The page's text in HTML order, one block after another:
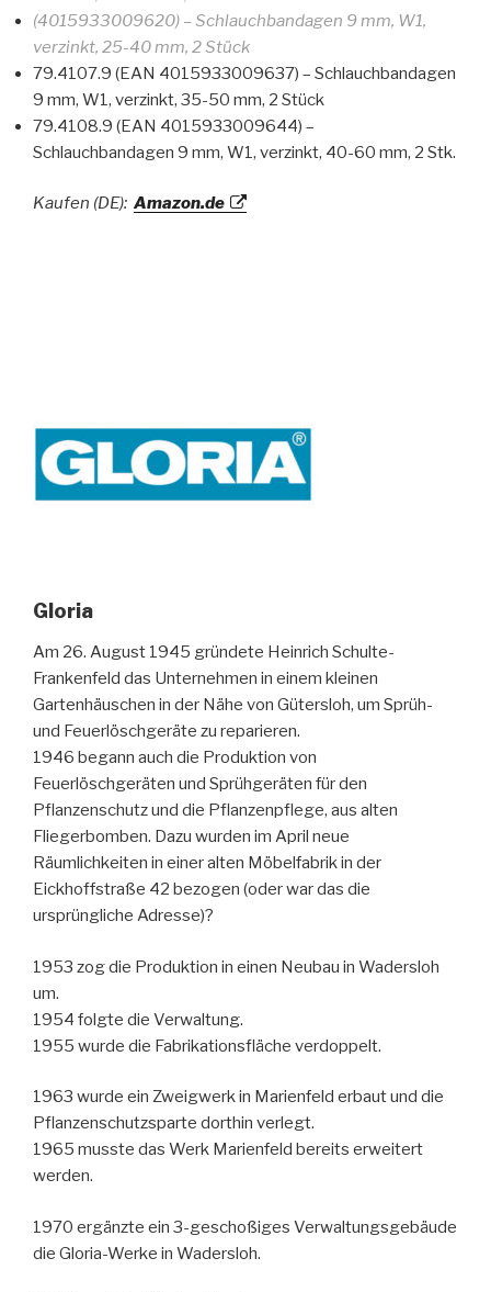
(4015933009620) – Schlauchbandagen 9 mm, W1,
verzinkt, 25-40 mm, 2 Stück
79.4107.9 (EAN 4015933009637) – Schlauchbandagen
9 mm, W1, verzinkt, 35-50 mm, 2 Stück
79.4108.9 (EAN 4015933009644) –
Schlauchbandagen 9 mm, W1, verzinkt, 40-60 mm, 2 Stk.
Kaufen (DE): Amazon.de
Gloria
Am 26. August 1945 gründete Heinrich Schulte-
Frankenfeld das Unternehmen in einem kleinen
Gartenhäuschen in der Nähe von Gütersloh, um Sprüh-
und Feuerlöschgeräte zu reparieren.
1946 begann auch die Produktion von
Feuerlöschgeräten und Sprühgeräten für den
Pflanzenschutz und die Pflanzenpflege, aus alten
Fliegerbomben. Dazu wurden im April neue
Räumlichkeiten in einer alten Möbelfabrik in der
Eickhoffstraße 42 bezogen (oder war das die
ursprüngliche Adresse)?
1953 zog die Produktion in einen Neubau in Wadersloh
um.
1954 folgte die Verwaltung.
1955 wurde die Fabrikationsfläche verdoppelt.
1963 wurde ein Zweigwerk in Marienfeld erbaut und die
Pflanzenschutzsparte dorthin verlegt.
1965 musste das Werk Marienfeld bereits erweitert
werden.
1970 ergänzte ein 3-geschoßiges Verwaltungsgebäude
die Gloria-Werke in Wadersloh.